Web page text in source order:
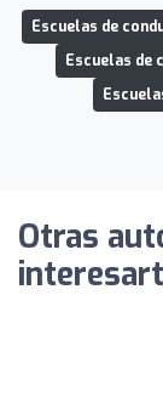
Escuelas de
Escuelas de
Otras